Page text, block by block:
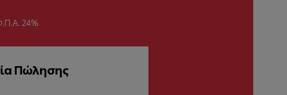
24%
Πώλησης